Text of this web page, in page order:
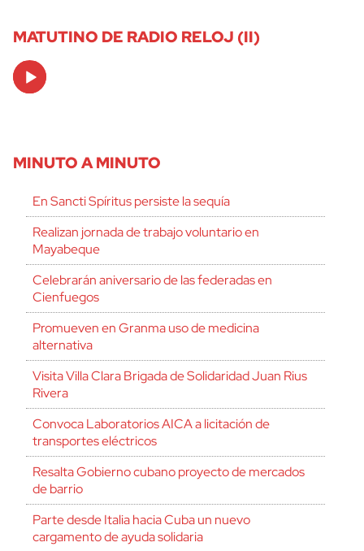
MATUTINO DE RADIO RELOJ (II)
Audio
Player
MINUTO A MINUTO
En Sancti Spíritus persiste la sequía
Realizan jornada de trabajo voluntario en
Mayabeque
Celebrarán aniversario de las federadas en
Cienfuegos
Promueven en Granma uso de medicina
alternativa
Visita Villa Clara Brigada de Solidaridad Juan Rius
Rivera
Convoca Laboratorios AICA a licitación de
transportes eléctricos
Resalta Gobierno cubano proyecto de mercados
de barrio
Parte desde Italia hacia Cuba un nuevo
cargamento de ayuda solidaria